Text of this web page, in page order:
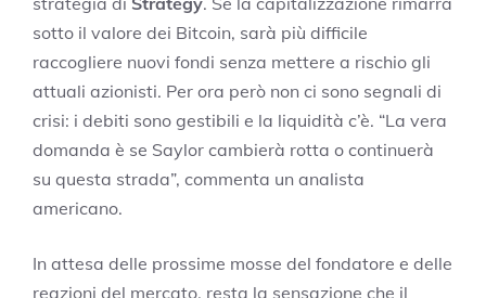
sotto il valore dei Bitcoin, sarà più difficile
raccogliere nuovi fondi senza mettere a rischio gli
attuali azionisti. Per ora però non ci sono segnali di
crisi: i debiti sono gestibili e la liquidità c’è. “La vera
domanda è se Saylor cambierà rotta o continuerà
su questa strada”, commenta un analista
americano.
In attesa delle prossime mosse del fondatore e delle
reazioni del mercato, resta la sensazione che il